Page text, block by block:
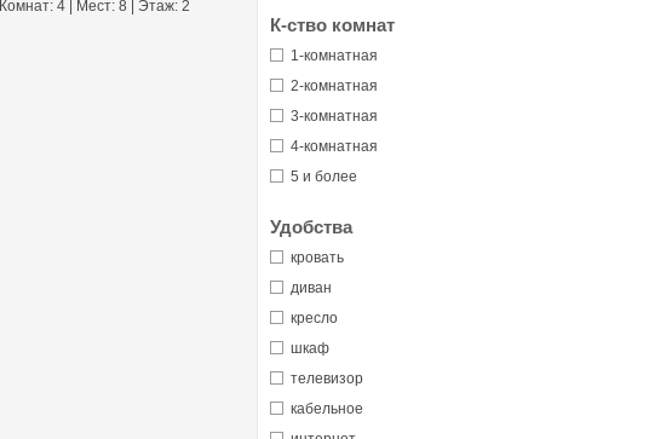
К-ство комнат
1-комнатная
2-комнатная
3-комнатная
4-комнатная
5 и более
Удобства
кровать
диван
кресло
шкаф
телевизор
кабельное
Комнат: 4 | Мест: 8 | Этаж: 2